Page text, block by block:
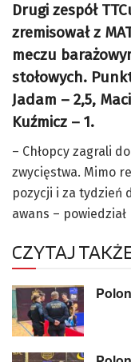
Drugi zespół
zremisował z
meczu
stołowych.
Jadam – 2,5,
Kuźmicz – 1.
– Chłopcy zagrali
zwycięstwa. Mimo
pozycji i za tydzień
awans –
CZYTAJ